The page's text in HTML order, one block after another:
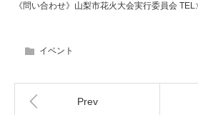
《問い合わせ》山梨市花火大会実行委員会
イベント
Prev